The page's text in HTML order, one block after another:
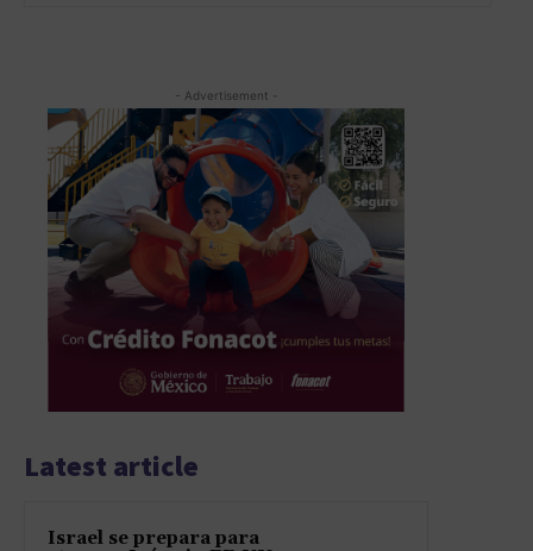
- Advertisement -
Latest article
Israel se prepara para